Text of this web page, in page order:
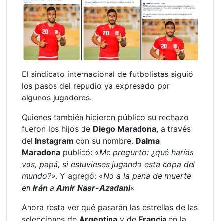
El sindicato internacional de futbolistas siguió
los pasos del repudio ya expresado por
algunos jugadores.
Quienes también hicieron público su rechazo
fueron los hijos de Diego Maradona, a través
del Instagramcon su nombre. Dalma
Maradona publicó: «Me pregunto: ¿qué harías
vos, papá, si estuvieses jugando esta copa del
mundo?». Y agregó: «No a la pena de muerte
enIránaAmir Nasr-Azadani«
Ahora resta ver qué pasarán las estrellas de las
selecciones deArgentina y de Franciaen la